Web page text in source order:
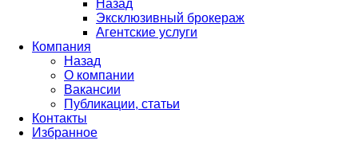
Назад
Эксклюзивный брокераж
Агентские услуги
Компания
Назад
О компании
Вакансии
Публикации, статьи
Контакты
Избранное